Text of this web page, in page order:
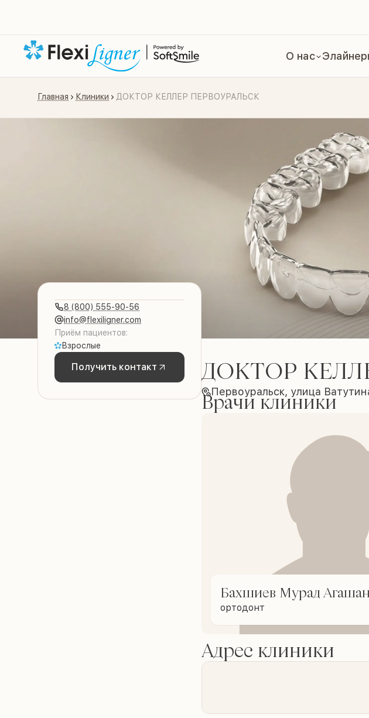
О нас
Главная Клиники ДОКТОР КЕЛЛЕР ПЕРВОУРАЛЬСК
8 (800) 555-90-56
info@flexiligner.com
Приём пациентов:
Взрослые
Получить контакт ДОКТОР
Первоуральск, улица
Врачи клиники
Бахшиев Мурад
ортодонт
Адрес клиники